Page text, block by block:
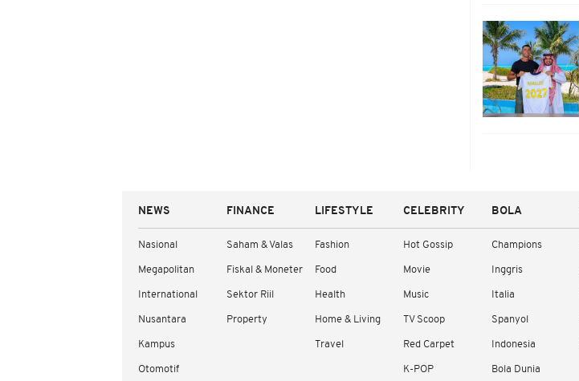
NEWS
Nasional
Megapolitan
International
Nusantara
Kampus
Otomotif
FINANCE
Saham & Valas
Fiskal & Moneter
Sektor Riil
Property
LIFESTYLE
Fashion
Food
Health
Home & Living
Travel
CELEBRITY
Hot Gossip
Movie
Music
TV Scoop
Red Carpet
K-POP
BOLA
Champions
Inggris
Italia
Spanyol
Indonesia
Bola Dunia